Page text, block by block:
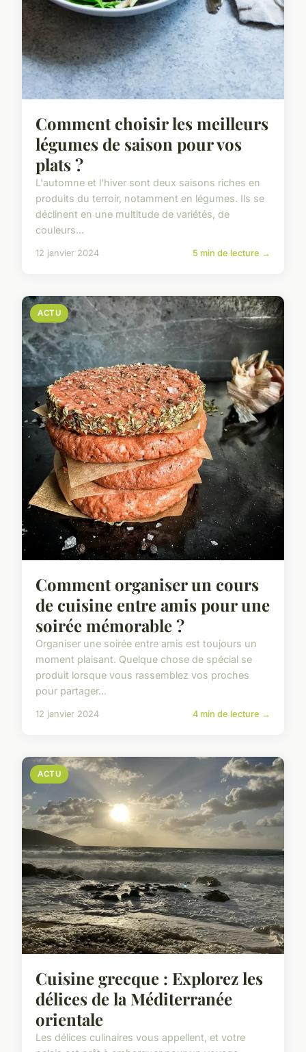
Comment choisir les meilleurs
légumes de saison pour vos
plats ?
L'automne et l'hiver sont deux saisons riches en
produits du terroir, notamment en légumes. Ils se
déclinent en une multitude de variétés, de
couleurs...
12 janvier 2024 5 min de lecture →
ACTU
Comment organiser un cours
de cuisine entre amis pour une
soirée mémorable ?
Organiser une soirée entre amis est toujours un
moment plaisant. Quelque chose de spécial se
produit lorsque vous rassemblez vos proches
pour partager...
12 janvier 2024 4 min de lecture →
ACTU
Cuisine grecque : Explorez les
délices de la Méditerranée
orientale
Les délices culinaires vous appellent, et votre